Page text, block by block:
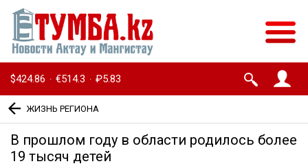
$424.86 · €514.3 · ₽5.83
ЖИЗНЬ РЕГИОНА
В прошлом году в области родилось более
19 тысяч детей